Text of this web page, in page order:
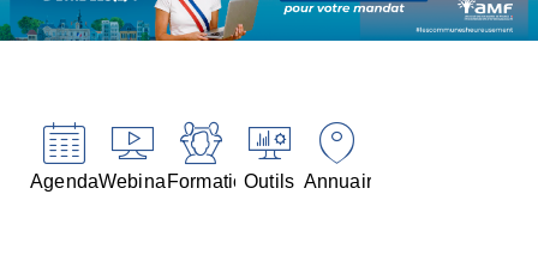
AgendaWebinairesFormationsOutils Annuaires